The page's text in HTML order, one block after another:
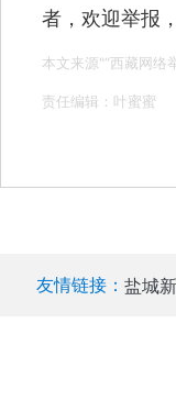
者，欢迎举报
本文来源"“西藏网络
责任编辑：叶蜜蜜
友情链接： 盐城